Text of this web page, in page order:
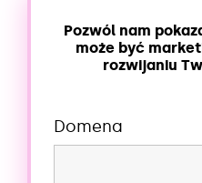
Pozwól nam
może być
rozwijaniu
Domena